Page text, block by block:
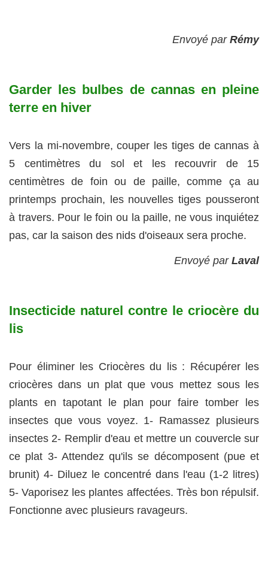
Envoyé par Rémy
Garder les bulbes de cannas en pleine
terre en hiver
Vers la mi-novembre, couper les tiges de cannas à
5 centimètres du sol et les recouvrir de 15
centimètres de foin ou de paille, comme ça au
printemps prochain, les nouvelles tiges pousseront
à travers. Pour le foin ou la paille, ne vous inquiétez
pas, car la saison des nids d'oiseaux sera proche.
Envoyé par Laval
Insecticide naturel contre le criocère du
lis
Pour éliminer les Criocères du lis : Récupérer les
criocères dans un plat que vous mettez sous les
plants en tapotant le plan pour faire tomber les
insectes que vous voyez. 1- Ramassez plusieurs
insectes 2- Remplir d'eau et mettre un couvercle sur
ce plat 3- Attendez qu'ils se décomposent (pue et
brunit) 4- Diluez le concentré dans l'eau (1-2 litres)
5- Vaporisez les plantes affectées. Très bon répulsif.
Fonctionne avec plusieurs ravageurs.